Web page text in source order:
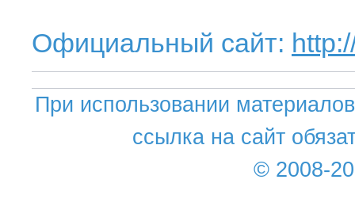
Официальный сайт:
При использовании
ссылка на сайт
© 2008-